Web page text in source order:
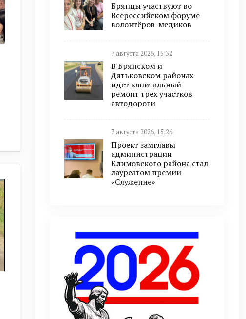
Брянцы участвуют во
Всероссийском форуме
волонтёров-медиков
7 августа 2026, 15:32
В Брянском и
Дятьковском районах
идет капитальный
ремонт трех участков
автодороги
7 августа 2026, 15:26
Проект замглавы
администрации
Климовского района стал
лауреатом премии
«Служение»